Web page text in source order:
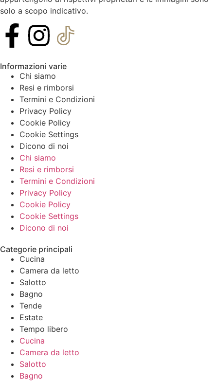
solo a scopo indicativo.
Informazioni varie
Chi siamo
Resi e rimborsi
Termini e Condizioni
Privacy Policy
Cookie Policy
Cookie Settings
Dicono di noi
Chi siamo
Resi e rimborsi
Termini e Condizioni
Privacy Policy
Cookie Policy
Cookie Settings
Dicono di noi
Categorie principali
Cucina
Camera da letto
Salotto
Bagno
Tende
Estate
Tempo libero
Cucina
Camera da letto
Salotto
Bagno